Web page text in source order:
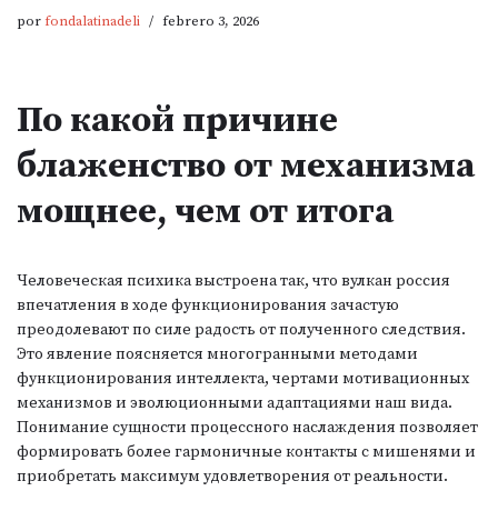
porfondalatinadeli febrero 3, 2026
По какой причине
блаженство от механизма
мощнее, чем от итога
Человеческая психика выстроена так, что вулкан россия
впечатления в ходе функционирования зачастую
преодолевают по силе радость от полученного следствия.
Это явление поясняется многогранными методами
функционирования интеллекта, чертами мотивационных
механизмов и эволюционными адаптациями наш вида.
Понимание сущности процессного наслаждения позволяет
формировать более гармоничные контакты с мишенями и
приобретать максимум удовлетворения от реальности.